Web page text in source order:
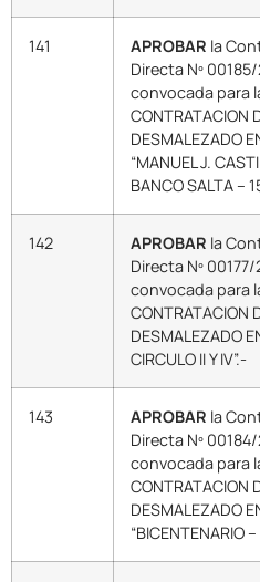
141 APROBAR la
Directa Nº
convocada para
CONTRATACION
DESMALEZADO
“MANUEL J.
BANCO SALTA –
142 APROBAR la
Directa Nº
convocada para
CONTRATACION
DESMALEZADO
CIRCULO II Y IV”.-
143 APROBAR la
Directa Nº
convocada para
CONTRATACION
DESMALEZADO
“BICENTENARIO